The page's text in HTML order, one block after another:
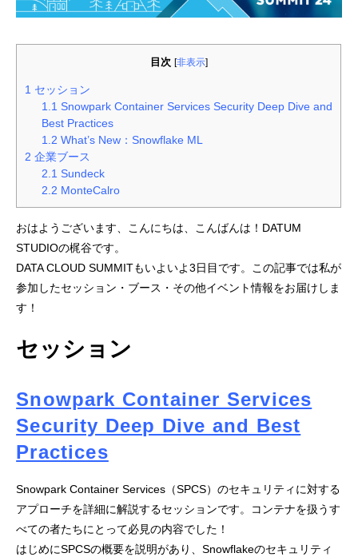
目次 [非表示]
1 セッション
1.1 Snowpark Container Services Security Deep Dive and
Best Practices
1.2 What’s New：Snowflake ML
2 企業ブース
2.1 Sundeck
2.2 MonteCalro
おはようございます、こんにちは、こんばんは！DATUM
STUDIOの梶谷です。
DATA CLOUD SUMMITもいよいよ3日目です。この記事では私が
参加したセッション・ブース・その他イベント情報をお届けしま
す！
セッション
Snowpark Container Services
Security Deep Dive and Best
Practices
Snowpark Container Services（SPCS）のセキュリティに対する
アプローチを詳細に解説するセッションです。コンテナを扱うす
べての者たちにとって必見の内容でした！
はじめにSPCSの概要を説明があり、Snowflakeのセキュリティ